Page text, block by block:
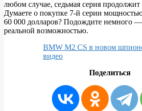
любом случае, седьмая серия продолжит
Думаете о покупке 7-й серии
60 000 долларов? Подождите немного —
реальной возможностью.
BMW M2 CS в новом
видео
Поделиться